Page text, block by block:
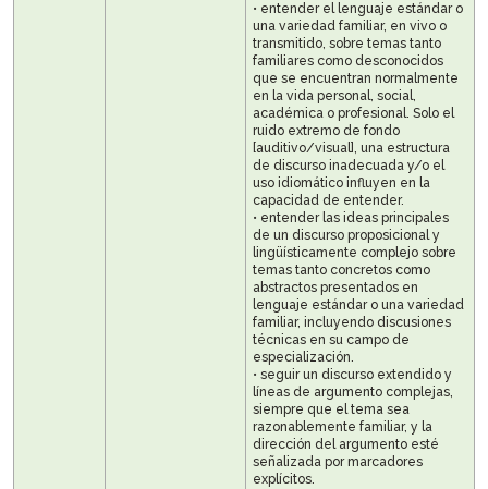
• entender el lenguaje estándar o
una variedad familiar, en vivo o
transmitido, sobre temas tanto
familiares como desconocidos
que se encuentran normalmente
en la vida personal, social,
académica o profesional. Solo el
ruido extremo de fondo
[auditivo/visual], una estructura
de discurso inadecuada y/o el
uso idiomático influyen en la
capacidad de entender.
• entender las ideas principales
de un discurso proposicional y
lingüísticamente complejo sobre
temas tanto concretos como
abstractos presentados en
lenguaje estándar o una variedad
familiar, incluyendo discusiones
técnicas en su campo de
especialización.
• seguir un discurso extendido y
líneas de argumento complejas,
siempre que el tema sea
razonablemente familiar, y la
dirección del argumento esté
señalizada por marcadores
explícitos.